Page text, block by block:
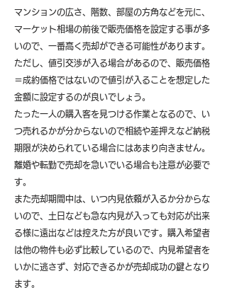
マンションの広さ、階数、部屋の方角などを元に、
マーケット相場の前後で販売価格を設定する事が多
いので、一番高く売却ができる可能性があります。
ただし、値引交渉が入る場合があるので、販売価格
＝成約価格ではないので値引が入ることを想定した
金額に設定するのが良いでしょう。
たった一人の購入客を見つける作業となるので、い
つ売れるかが分からないので相続や差押えなど納税
期限が決められている場合にはあまり向きません。
離婚や転勤で売却を急いでいる場合も注意が必要で
す。
また売却期間中は、いつ内見依頼が入るか分からな
いので、土日なども急な内見が入っても対応が出来
る様に遠出などは控えた方が良いです。購入希望者
は他の物件も必ず比較しているので、内見希望者を
いかに逃さず、対応できるかが売却成功の鍵となり
ます。